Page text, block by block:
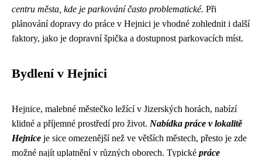
centru města, kde je parkování často problematické. Při
plánování dopravy do práce v Hejnici je vhodné zohlednit i další
faktory, jako je dopravní špička a dostupnost parkovacích míst.
Bydlení v Hejnici
Hejnice, malebné městečko ležící v Jizerských horách, nabízí
klidné a příjemné prostředí pro život. Nabídka práce v lokalitě
Hejnice je sice omezenější než ve větších městech, přesto je zde
možné najít uplatnění v různých oborech. Typické práce